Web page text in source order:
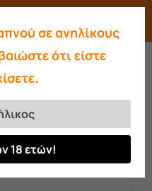
searchaccount
θερμότητας
Close
σε ανηλίκους
ότι είστε
18 ετών!